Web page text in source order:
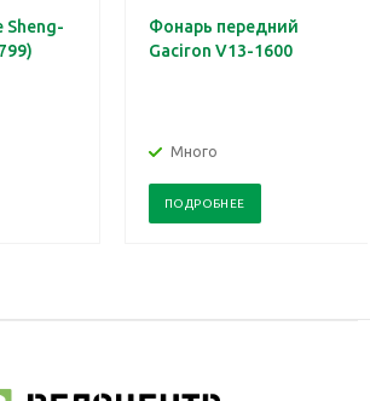
Sheng-
Фонарь передний
Gaciron V13-1600
Много
ПОДРОБНЕЕ